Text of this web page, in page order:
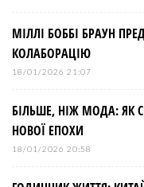
МІЛЛІ БОББІ БРАУН
КОЛАБОРАЦІЮ
18/01/2026 21:07
БІЛЬШЕ, НІЖ МОДА: ЯК
НОВОЇ ЕПОХИ
18/01/2026 20:58